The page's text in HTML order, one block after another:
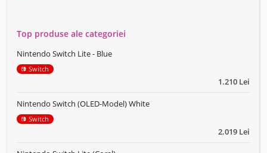
Top produse ale categoriei
1.210 Lei
Nintendo Switch Lite - Blue
Switch
2.019 Lei
Nintendo Switch (OLED-Model) White
Switch